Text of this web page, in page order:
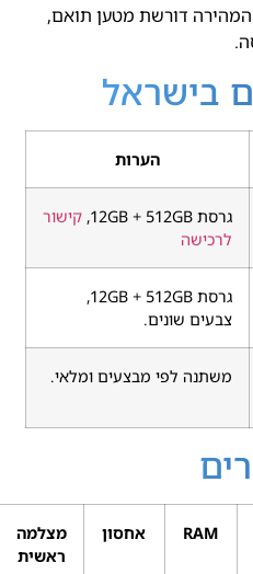
דורשת מטען תואם,
בישראל
הערות
גרסת 12GB + 512GB,
קישור
לרכישה
גרסת 12GB + 512GB,
צבעים שונים.
משתנה לפי מבצעים ומלאי.
RAM אחסון
מצלמה
ראשית